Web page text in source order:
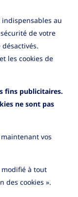
au
de votre
les cookies de
fins publicitaires.
ne sont pas
vos
à tout
des cookies ».